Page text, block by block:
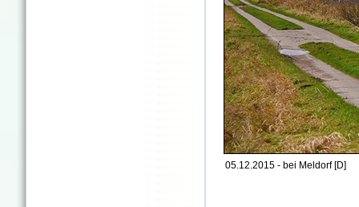
05.12.2015 - bei Meldorf [D]